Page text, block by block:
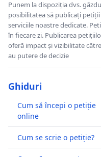
Punem la dispoziția dvs.
posibilitatea să publicați
serviciile noastre dedicate.
în fiecare zi. Publicarea
oferă impact și vizibilitate
au putere de decizie
Ghiduri
Cum să începi o petiție
online
Cum se scrie o petiție?